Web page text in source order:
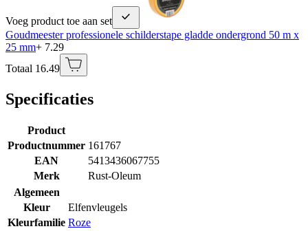
Voeg product toe aan set
Goudmeester professionele schilderstape gladde ondergrond 50 m x
25 mm+ 7.29
Totaal 16.49
Specificaties
Product
Productnummer 161767
EAN
5413436067755
Merk
Rust-Oleum
Algemeen
Kleur
Elfenvleugels
Kleurfamilie Roze